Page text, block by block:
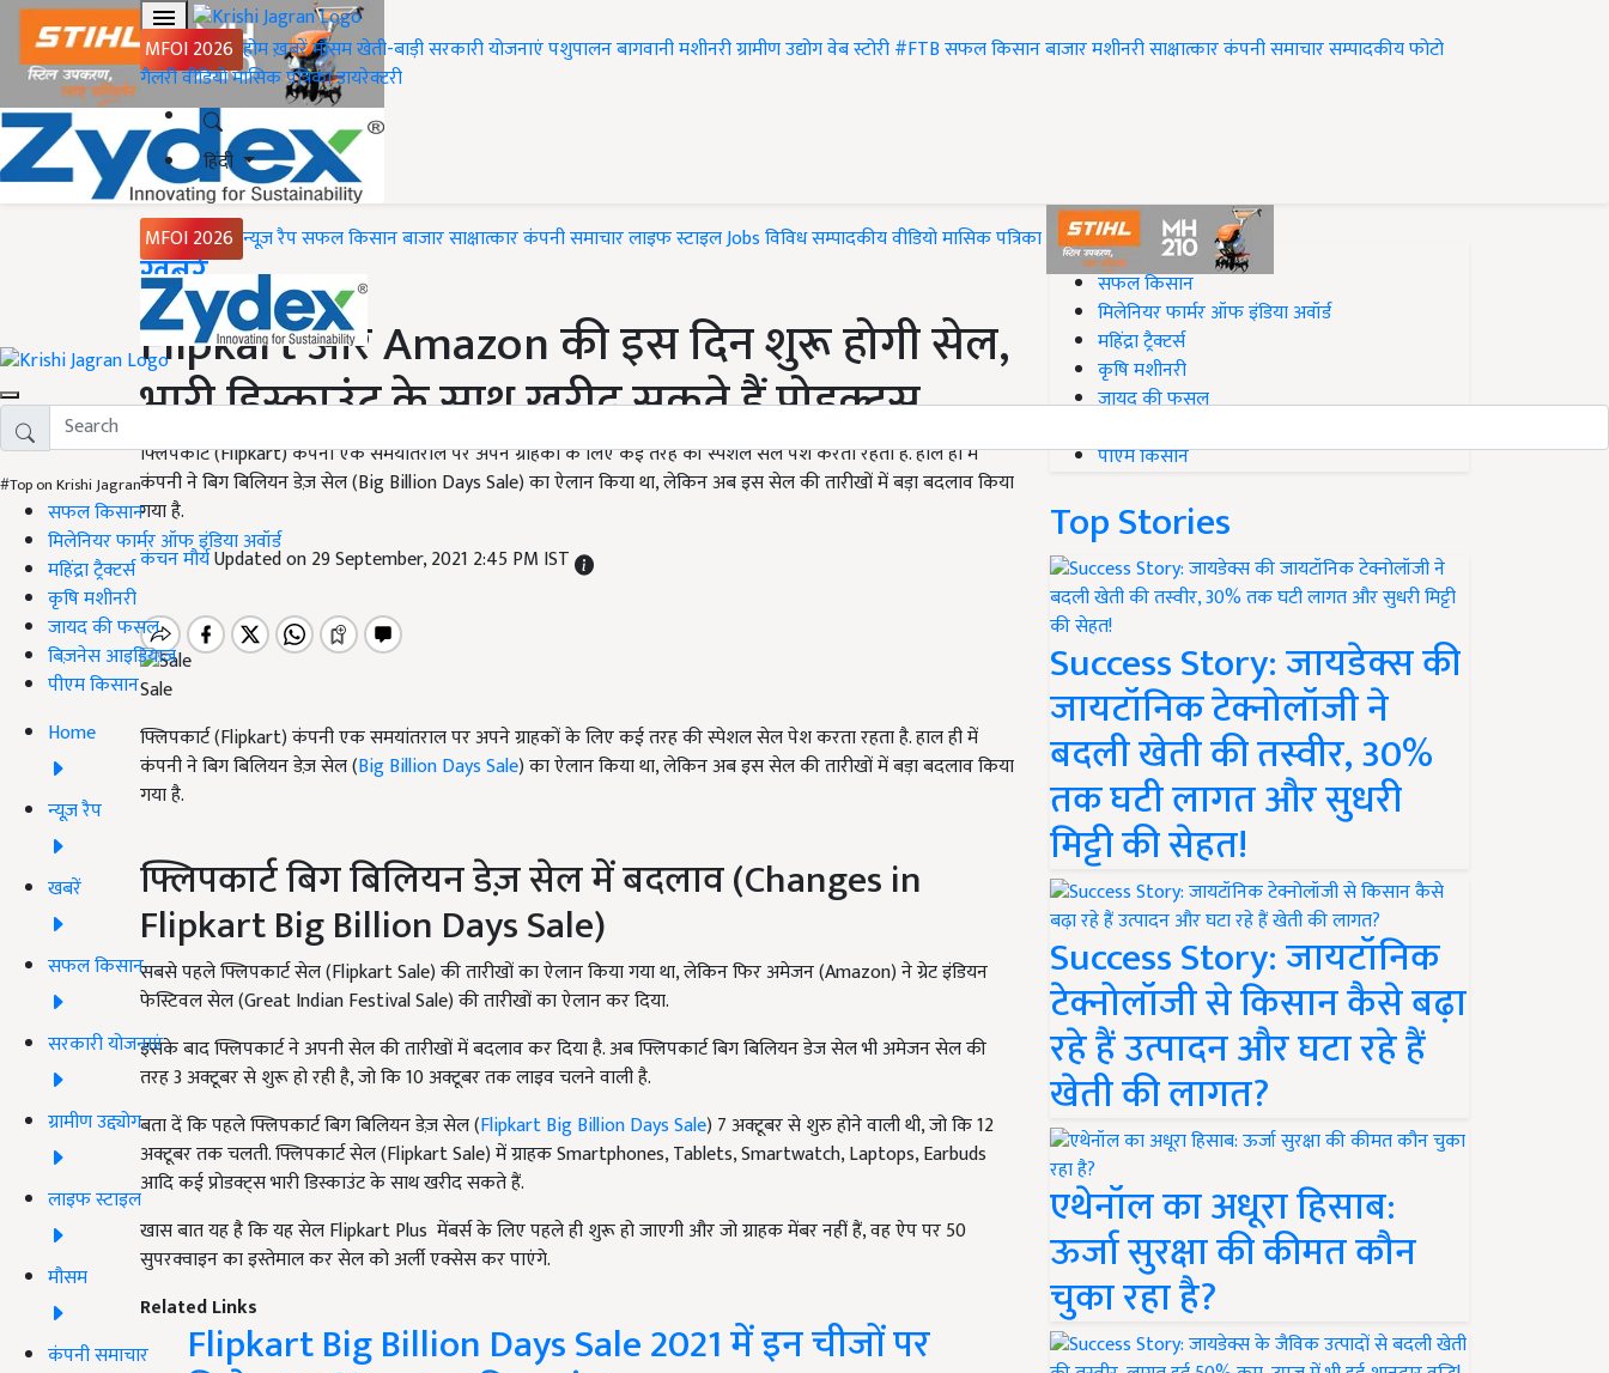
MFOI 2026 होमख़बरेंमौसमखेती-बाड़ीसरकारी योजनाएंपशुपालनबागवानीमशीनरीग्रामीण उद्योगवेब स्टोरी#FTBसफल किसानबाजारमशीनरीसाक्षात्कारकंपनी समाचारसम्पादकीयफोटो
गैलरीवीडियोमासिक पत्रिकाडायरेक्टरी
हिंदी
MFOI 2026 न्यूज़ रैपसफल किसानबाजारसाक्षात्कारकंपनी समाचारलाइफ स्टाइलJobsविविधसम्पादकीयवीडियोमासिक पत्रिका
#Top on Krishi Jagran
सफल किसान
मिलेनियर फार्मर ऑफ इंडिया अवॉर्ड
महिंद्रा ट्रैक्टर्स
कृषि मशीनरी
जायद की फसल
बिज़नेस आइडियाज
पीएम किसान
Home
न्यूज़ रैप
खबरें
सफल किसान
सरकारी योजनाएं
ग्रामीण उद्द्योग
लाइफ स्टाइल
मौसम
कंपनी समाचार
Home
ख़बरें
Flipkart और Amazon की इस दिन शुरू होगी सेल,
भारी डिस्काउंट के साथ खरीद सकते हैं प्रोडक्ट्स
फ्लिपकार्ट (Flipkart) कंपनी एक समयांतराल पर अपने ग्राहकों के लिए कई तरह की स्पेशल सेल पेश करता रहता है. हाल ही में
कंपनी ने बिग बिलियन डेज़ सेल (Big Billion Days Sale) का ऐलान किया था, लेकिन अब इस सेल की तारीखों में बड़ा बदलाव किया
गया है.
कंचन मौर्यUpdated on 29 September, 2021 2:45 PM IST
Sale
फ्लिपकार्ट (Flipkart) कंपनी एक समयांतराल पर अपने ग्राहकों के लिए कई तरह की स्पेशल सेल पेश करता रहता है. हाल ही में
कंपनी ने बिग बिलियन डेज़ सेल (Big Billion Days Sale) का ऐलान किया था, लेकिन अब इस सेल की तारीखों में बड़ा बदलाव किया
गया है.
फ्लिपकार्ट बिग बिलियन डेज़ सेल में बदलाव (Changes in
Flipkart Big Billion Days Sale)
सबसे पहले फ्लिपकार्ट सेल (Flipkart Sale) की तारीखों का ऐलान किया गया था, लेकिन फिर अमेजन (Amazon) ने ग्रेट इंडियन
फेस्टिवल सेल (Great Indian Festival Sale) की तारीखों का ऐलान कर दिया.
इसके बाद फ्लिपकार्ट ने अपनी सेल की तारीखों में बदलाव कर दिया है. अब फ्लिपकार्ट बिग बिलियन डेज सेल भी अमेजन सेल की
तरह 3 अक्टूबर से शुरू हो रही है, जो कि 10 अक्टूबर तक लाइव चलने वाली है.
बता दें कि पहले फ्लिपकार्ट बिग बिलियन डेज़ सेल (Flipkart Big Billion Days Sale) 7 अक्टूबर से शुरु होने वाली थी, जो कि 12
अक्टूबर तक चलती. फ्लिपकार्ट सेल (Flipkart Sale) में ग्राहक Smartphones, Tablets, Smartwatch, Laptops, Earbuds
आदि कई प्रोडक्ट्स भारी डिस्काउंट के साथ खरीद सकते हैं.
खास बात यह है कि यह सेल Flipkart Plus मेंबर्स के लिए पहले ही शुरू हो जाएगी और जो ग्राहक मेंबर नहीं हैं, वह ऐप पर 50
सुपरक्वाइन का इस्तेमाल कर सेल को अर्ली एक्सेस कर पाएंगे.
Related Links
Flipkart Big Billion Days Sale 2021 में इन चीजों पर
#Top on Krishi Jagran
सफल किसान
मिलेनियर फार्मर ऑफ इंडिया अवॉर्ड
महिंद्रा ट्रैक्टर्स
कृषि मशीनरी
जायद की फसल
पीएम किसान
Top Stories
Success Story: जायडेक्स की
जायटॉनिक टेक्नोलॉजी ने
बदली खेती की तस्वीर, 30%
तक घटी लागत और सुधरी
मिट्टी की सेहत!
Success Story: जायटॉनिक
टेक्नोलॉजी से किसान कैसे बढ़ा
रहे हैं उत्पादन और घटा रहे हैं
खेती की लागत?
एथेनॉल का अधूरा हिसाब:
ऊर्जा सुरक्षा की कीमत कौन
चुका रहा है?